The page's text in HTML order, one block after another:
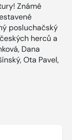
Známé
posluchačský
herců a
Dana
Ota Pavel,